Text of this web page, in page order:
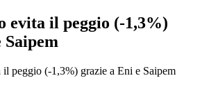
evita il peggio (-1,3%)
Saipem